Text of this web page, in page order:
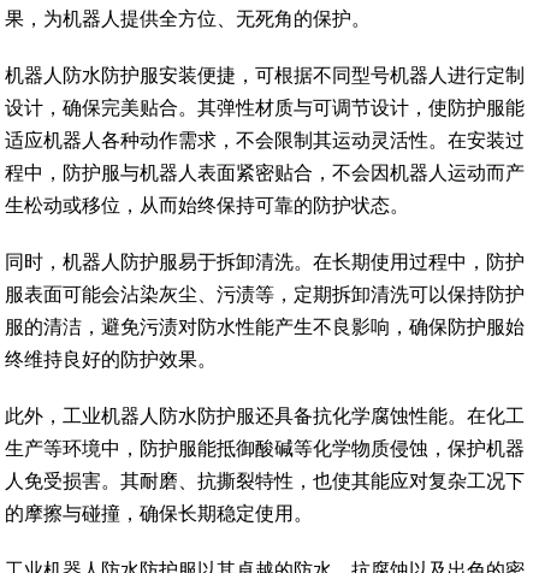
果，为机器人提供全方位、无死角的保护。
机器人防水防护服安装便捷，可根据不同型号机器人进行定制
设计，确保完美贴合。其弹性材质与可调节设计，使防护服能
适应机器人各种动作需求，不会限制其运动灵活性。在安装过
程中，防护服与机器人表面紧密贴合，不会因机器人运动而产
生松动或移位，从而始终保持可靠的防护状态。
同时，机器人防护服易于拆卸清洗。在长期使用过程中，防护
服表面可能会沾染灰尘、污渍等，定期拆卸清洗可以保持防护
服的清洁，避免污渍对防水性能产生不良影响，确保防护服始
终维持良好的防护效果。
此外，工业机器人防水防护服还具备抗化学腐蚀性能。在化工
生产等环境中，防护服能抵御酸碱等化学物质侵蚀，保护机器
人免受损害。其耐磨、抗撕裂特性，也使其能应对复杂工况下
的摩擦与碰撞，确保长期稳定使用。